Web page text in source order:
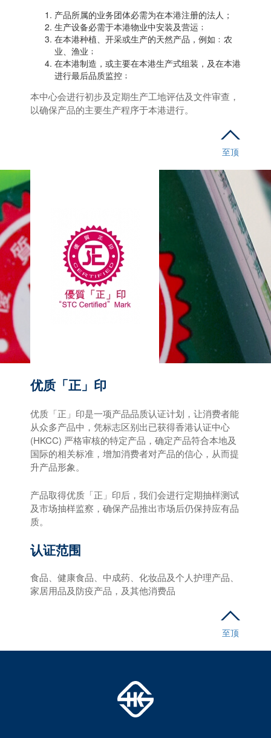
产品所属的业务团体必需为在本港注册的法人；
生产设备必需于本港物业中安装及营运﹔
在本港种植、开采或生产的天然产品，例如﹕农
业、渔业﹔
在本港制造，或主要在本港生产式组装，及在本港
进行最后品质监控﹔
本中心会进行初步及定期生产工地评估及文件审查，
以确保产品的主要生产程序于本港进行。
至顶
优质「正」印
优质「正」印是一项产品品质认证计划，让消费者能
从众多产品中，凭标志区别出已获得香港认证中心
(HKCC) 严格审核的特定产品，确定产品符合本地及
国际的相关标准，增加消费者对产品的信心，从而提
升产品形象。
产品取得优质「正」印后，我们会进行定期抽样测试
及市场抽样监察，确保产品推出市场后仍保持应有品
质。
认证范围
食品、健康食品、中成药、化妆品及个人护理产品、
家居用品及防疫产品，及其他消费品
至顶